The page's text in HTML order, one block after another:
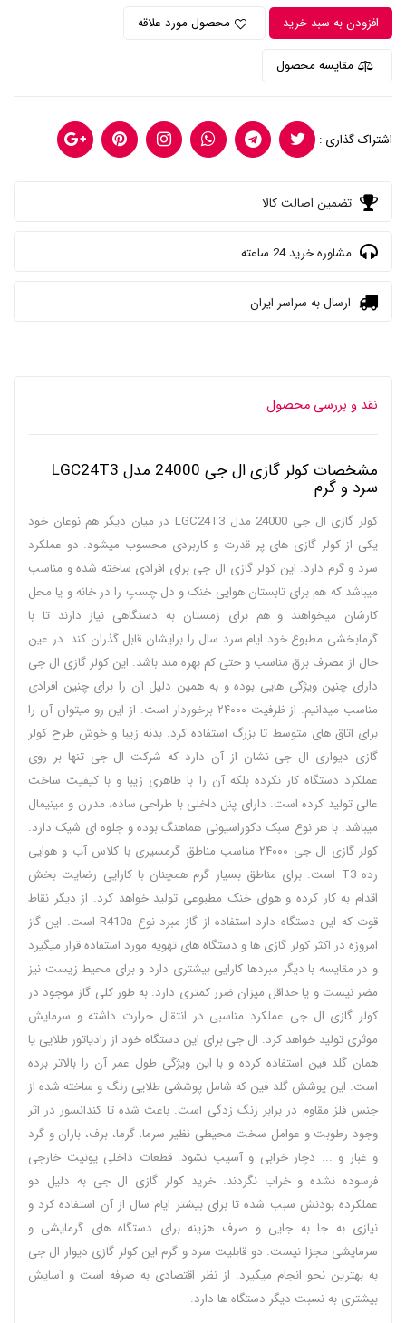
افزودن به سبد خرید محصول مورد علاقه
مقایسه محصول
اشتراک گذاری :
تضمین اصالت کالا
مشاوره خرید 24 ساعته
ارسال به سراسر ایران
نقد و بررسی محصول
مشخصات کولر گازی ال جی 24000 مدل LGC24T3
سرد و گرم
کولر گازی ال جی 24000 مدل LGC24T3 در میان دیگر هم نوعان خود
یکی از کولر گازی های پر قدرت و کاربردی محسوب میشود. دو عملکرد
سرد و گرم دارد. این کولر گازی ال جی برای افرادی ساخته شده و مناسب
میباشد که هم برای تابستان هوایی خنک و دل چسپ را در خانه و یا محل
کارشان میخواهند و هم برای زمستان به دستگاهی نیاز دارند تا با
گرمابخشی مطبوع خود ایام سرد سال را برایشان قابل گذران کند. در عین
حال از مصرف برق مناسب و حتی کم بهره مند باشد. این کولر گازی ال جی
دارای چنین ویژگی هایی بوده و به همین دلیل آن را برای چنین افرادی
مناسب میدانیم. از ظرفیت ۲۴۰۰۰ برخوردار است. از این رو میتوان آن را
برای اتاق های متوسط تا بزرگ استفاده کرد. بدنه زیبا و خوش طرح کولر
گازی دیواری ال جی نشان از آن دارد که شرکت ال جی تنها بر روی
عملکرد دستگاه کار نکرده بلکه آن را با ظاهری زیبا و با کیفیت ساخت
عالی تولید کرده است. دارای پنل داخلی با طراحی ساده، مدرن و مینیمال
میباشد. با هر نوع سبک دکوراسیونی هماهنگ بوده و جلوه ای شیک دارد.
کولر گازی ال جی ۲۴۰۰۰ مناسب مناطق گرمسیری با کلاس آب و هوایی
رده T3 است. برای مناطق بسیار گرم همچنان با کارایی رضایت بخش
اقدام به کار کرده و هوای خنک مطبوعی تولید خواهد کرد. از دیگر نقاط
قوت که این دستگاه دارد استفاده از گاز مبرد نوع R410a است. این گاز
امروزه در اکثر کولر گازی ها و دستگاه های تهویه مورد استفاده قرار میگیرد
و در مقایسه با دیگر مبردها کارایی بیشتری دارد و برای محیط زیست نیز
مضر نیست و یا حداقل میزان ضرر کمتری دارد. به طور کلی گاز موجود در
کولر گازی ال جی عملکرد مناسبی در انتقال حرارت داشته و سرمایش
موثری تولید خواهد کرد. ال جی برای این دستگاه خود از رادیاتور طلایی یا
همان گلد فین استفاده کرده و با این ویژگی طول عمر آن را بالاتر برده
است. این پوشش گلد فین که شامل پوششی طلایی رنگ و ساخته شده از
جنس فلز مقاوم در برابر زنگ زدگی است. باعث شده تا کندانسور در اثر
وجود رطوبت و عوامل سخت محیطی نظیر سرما، گرما، برف، باران و گرد
و غبار و ... دچار خرابی و آسیب نشود. قطعات داخلی یونیت خارجی
فرسوده نشده و خراب نگردند. خرید کولر گازی ال جی به دلیل دو
عملکرده بودنش سبب شده تا برای بیشتر ایام سال از آن استفاده کرد و
نیازی به جا به جایی و صرف هزینه برای دستگاه های گرمایشی و
سرمایشی مجزا نیست. دو قابلیت سرد و گرم این کولر گازی دیوار ال جی
به بهترین نحو انجام میگیرد. از نظر اقتصادی به صرفه است و آسایش
بیشتری به نسبت دیگر دستگاه ها دارد.